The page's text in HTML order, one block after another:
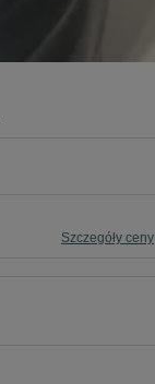
Szczegóły ceny